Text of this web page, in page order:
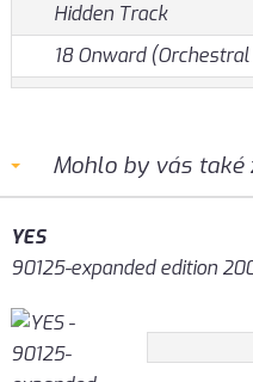
Hidden Track
18 Onward
Mohlo by vás také
YES
90125-expanded edition